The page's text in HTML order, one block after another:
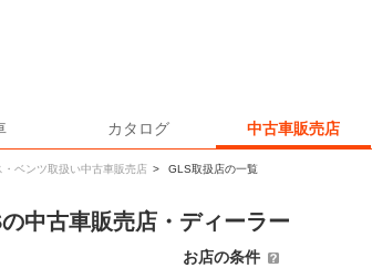
カタログ 中古車販売店
・ベンツ取扱い中古車販売店 > GLS取扱店の一覧
中古車販売店・ディーラー
お店の条件